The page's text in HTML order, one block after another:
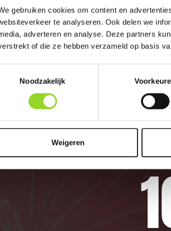
gebruiken cookies om content en
te analyseren. Ook delen we
adverteren en analyse. Deze partners
of die ze hebben verzameld op basis
Noodzakelijk
Weigeren
bij Vuurwerk Marrum in
of Dokkum komt.